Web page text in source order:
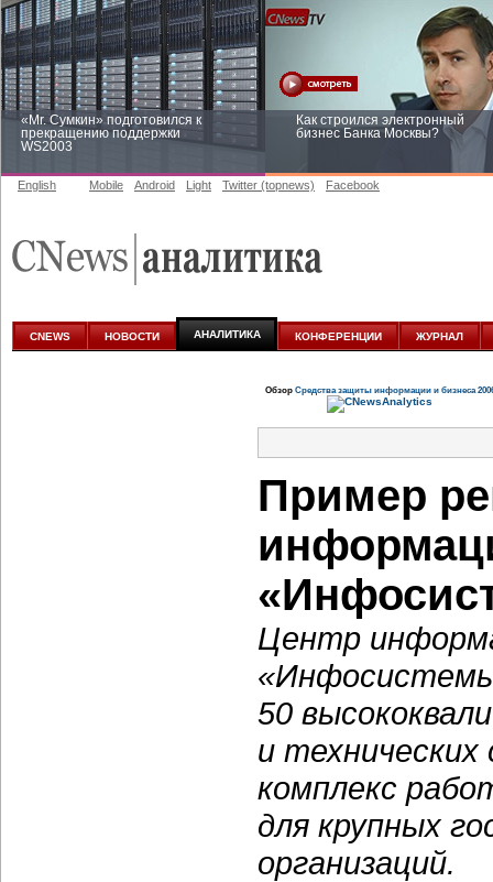
«Mr. Сумкин» подготовился к
прекращению поддержки
WS2003
Как строился электронный
бизнес Банка Москвы?
аналитике
English Mobile Android Light Twitter (topnews) Facebook
CNEWS НОВОСТИ АНАЛИТИКА КОНФЕРЕНЦИИ ЖУРНАЛ
Обзор Средства защиты информации и бизнеса
Пример
Центр
50
и
комплекс
для крупных
организаций.